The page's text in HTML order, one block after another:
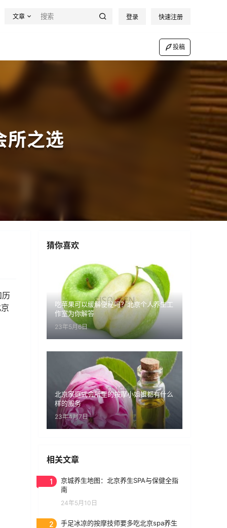
文章 登录 快速注册
投稿
所之选
历
猜你喜欢
吃苹果可以缓解便秘吗？北京个人养生工
作室为你解答
23年5月6日
北京家庭式会所里的按摩小姐姐都有什么
样的服务
23年4月7日
相关文章
1
京城养生地图：北京养生SPA与保健全指
南
24年5月10日
2
手足冰凉的按摩技师要多吃北京spa养生